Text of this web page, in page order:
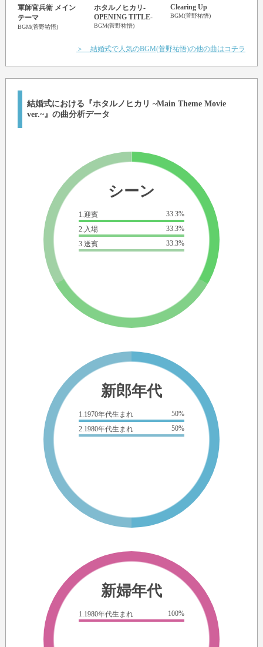
軍師官兵衛 メイン
テーマ
BGM(菅野祐悟)
ホタルノヒカリ-
OPENING TITLE-
BGM(菅野祐悟)
Clearing Up
BGM(菅野祐悟)
＞ 結婚式で人気のBGM(菅野祐悟)の他の曲はコチラ
結婚式における『ホタルノヒカリ ~Main Theme Movie
ver.~』の曲分析データ
シーン
1.迎賓
33.3%
2.入場
33.3%
3.送賓
33.3%
新郎年代
1.1970年代生まれ
50%
2.1980年代生まれ
50%
新婦年代
1.1980年代生まれ 100%